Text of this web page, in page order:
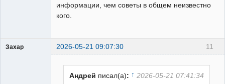
информации, чем советы в общем неизвестно
кого.
11
Захар 2026-05-21 09:07:30
Андрей писал(а): ↑ 2026-05-21 07:41:34